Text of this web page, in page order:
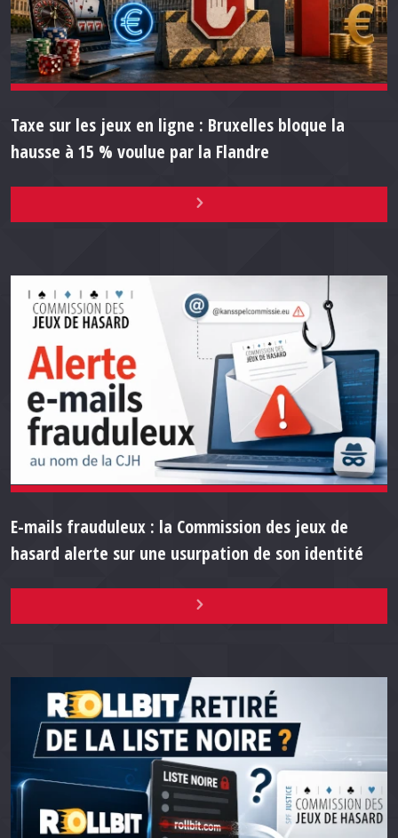
Taxe sur les jeux en ligne : Bruxelles bloque la
hausse à 15 % voulue par la Flandre
E-mails frauduleux : la Commission des jeux de
hasard alerte sur une usurpation de son identité